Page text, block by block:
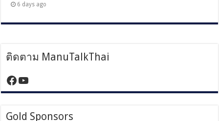
6 days ago
ติดตาม ManuTalkThai
https://www.facebook.com/
YouTube
Gold Sponsors